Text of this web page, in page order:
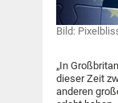
Bild:
„In
dieser Zeit
anderen